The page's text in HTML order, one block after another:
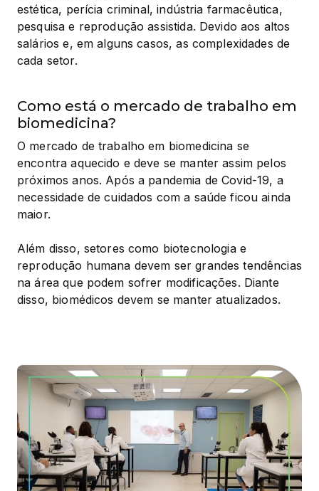
estética, perícia criminal, indústria farmacêutica,
pesquisa e reprodução assistida. Devido aos altos
salários e, em alguns casos, as complexidades de
cada setor.
Como está o mercado de trabalho em
biomedicina?
O mercado de trabalho em biomedicina se
encontra aquecido e deve se manter assim pelos
próximos anos. Após a pandemia de Covid-19, a
necessidade de cuidados com a saúde ficou ainda
maior.
Além disso, setores como biotecnologia e
reprodução humana devem ser grandes tendências
na área que podem sofrer modificações. Diante
disso, biomédicos devem se manter atualizados.